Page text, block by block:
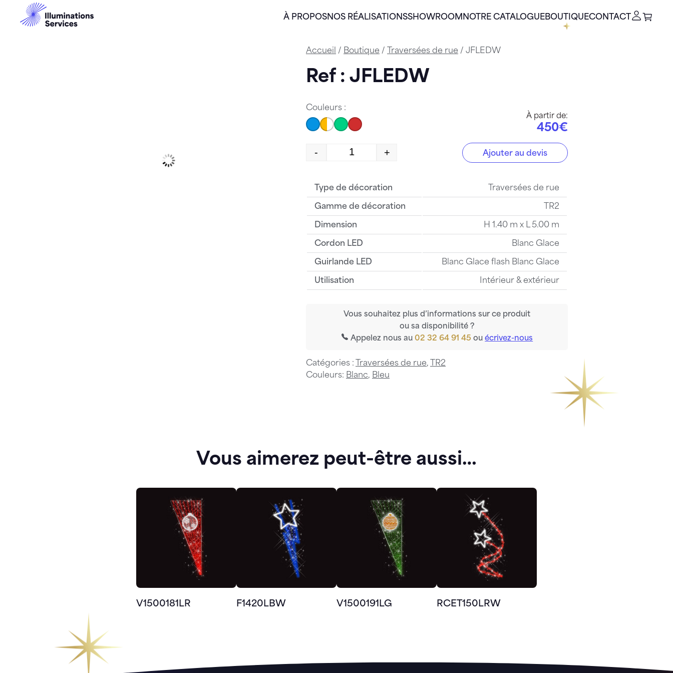
À PROPOSNOS RÉALISATIONSSHOWROOM NOTRE CATALOGUEBOUTIQUECONTACT
Accueil / Boutique / Traversées de rue / JFLEDW
Ref : JFLEDW
Couleurs :
À partir de:
450€
quantité de JFLEDW
- + Ajouter au devis
Type de décoration Traversées de rue
Gamme de décoration TR2
Dimension H 1.40 m x L 5.00 m
Cordon LED Blanc Glace
Guirlande LED Blanc Glace flash Blanc Glace
Utilisation Intérieur & extérieur
Vous souhaitez plus d’informations sur ce produit
ou sa disponibilité ?
Appelez nous au02 32 64 91 45 ouécrivez-nous
Catégories : Traversées de rue,
TR2
Couleurs: Blanc, Bleu
Vous aimerez peut-être aussi…
V1500181LR F1420LBW V1500191LG RCET150LRW